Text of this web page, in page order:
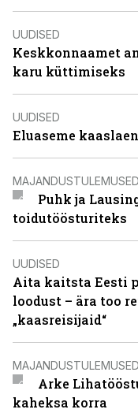
UUDISED
Keskkonnaamet
karu küttimiseks
UUDISED
Eluaseme
MAJANDUSTULEMUSED
Puhk ja
toidutöösturiteks
UUDISED
Aita kaitsta Eesti
loodust – ära too
„kaasreisijaid“
MAJANDUSTULEMUSED
Arke
kaheksa korra